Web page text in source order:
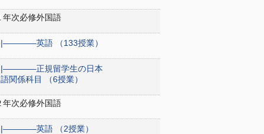
次必修外国語
|――――英語 （133授業）
|――――正規留学生の日本
語関係科目 （6授業）
次必修外国語
|――――英語 （2授業）